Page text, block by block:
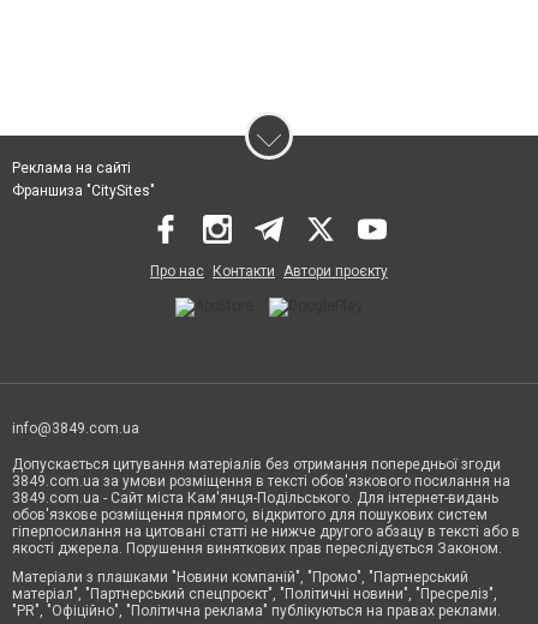
Реклама на сайті
Франшиза "CitySites"
Про нас Контакти Автори проєкту
info@3849.com.ua
Допускається цитування матеріалів без отримання попередньої згоди
3849.com.ua за умови розміщення в тексті обов'язкового посилання на
3849.com.ua - Сайт міста Кам'янця-Подільського. Для інтернет-видань
обов'язкове розміщення прямого, відкритого для пошукових систем
гіперпосилання на цитовані статті не нижче другого абзацу в тексті або в
якості джерела. Порушення виняткових прав переслідується Законом.
Матеріали з плашками "Новини компаній", "Промо", "Партнерський
матеріал", "Партнерський спецпроєкт", "Політичні новини", "Пресреліз",
"PR", "Офіційно", "Політична реклама" публікуються на правах реклами.